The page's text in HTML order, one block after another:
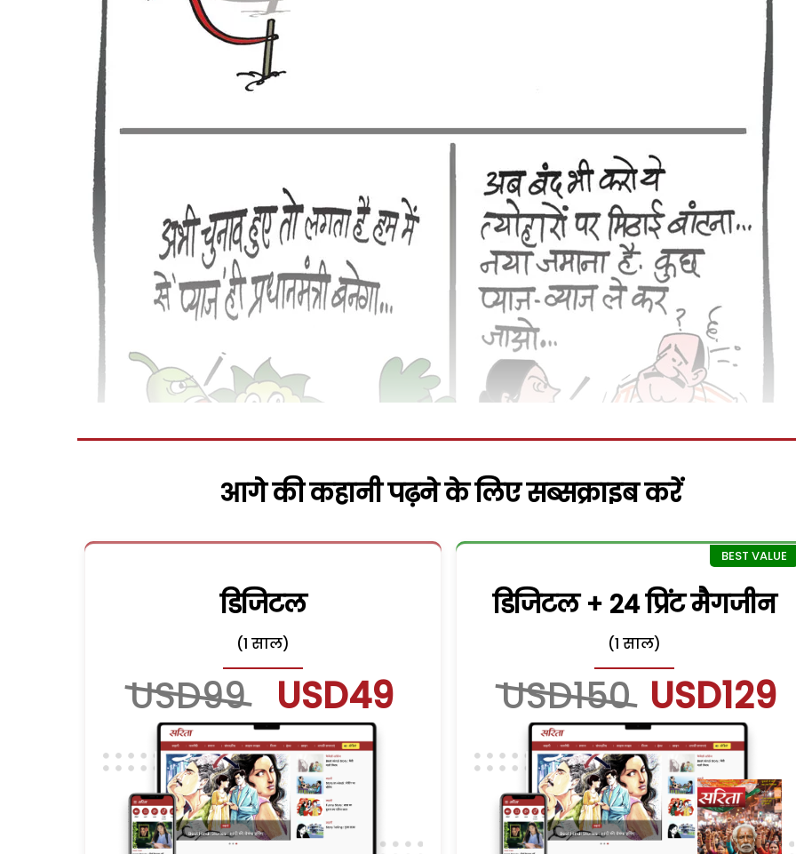
आगे की कहानी पढ़ने के लिए सब्सक्राइब करें
डिजिटल
(1 साल)
USD99 USD49
डिजिटल + 24 प्रिंट मैगजीन
(1 साल)
USD150 USD129